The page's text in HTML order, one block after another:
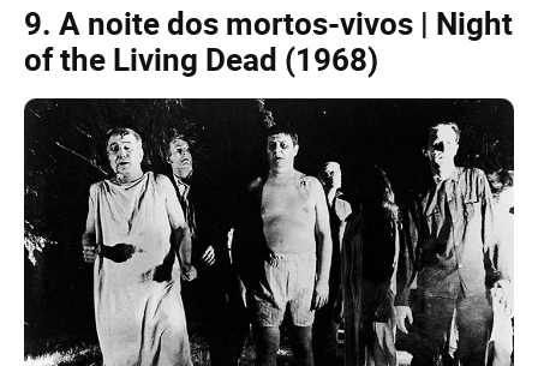
9. A noite dos mortos-vivos | Night
of the Living Dead (1968)